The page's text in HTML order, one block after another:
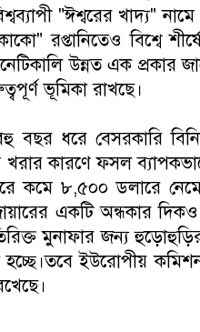
"ঈশ্বরের খাদ্য"
রপ্তানিতেও বিশ্বে
উন্নত এক প্রকার
ভূমিকা রাখছে।
বছর ধরে বেসরকারি
কারণে ফসল
কমে ৮,৫০০ ডলারে
একটি অন্ধকার
মুনাফার জন্য
হচ্ছে।তবে ইউরোপীয়